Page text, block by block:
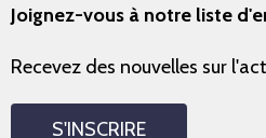
Joignez-vous à notre liste
Recevez des nouvelles sur
S'INSCRIRE